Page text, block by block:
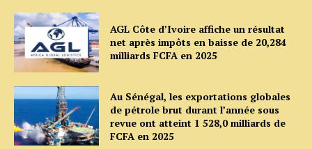
AGL Côte d’Ivoire affiche un résultat
net après impôts en baisse de 20,284
milliards FCFA en 2025
Au Sénégal, les exportations globales
de pétrole brut durant l’année sous
revue ont atteint 1 528,0 milliards de
FCFA en 2025